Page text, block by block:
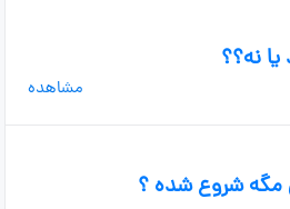
نه؟؟
مشاهده
مگه شروع شده ؟